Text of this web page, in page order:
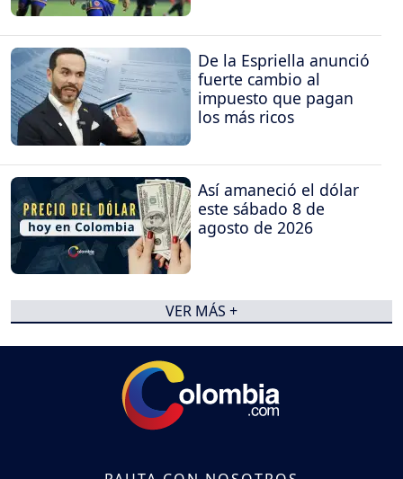
De la Espriella anunció
fuerte cambio al
impuesto que pagan
los más ricos
Así amaneció el dólar
este sábado 8 de
agosto de 2026
VER MÁS +